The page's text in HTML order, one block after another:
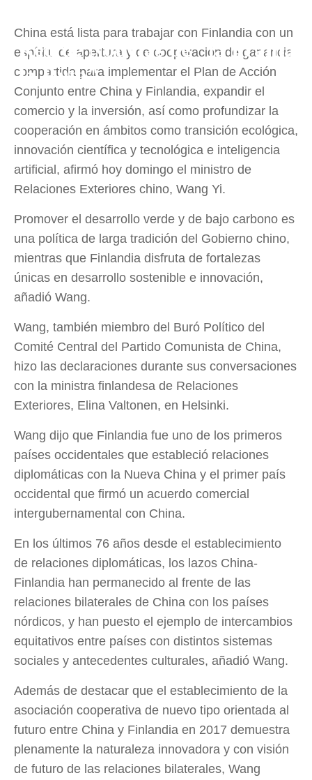
Red de Noticias de "la Franja y
la Ruta"
China está lista para trabajar con Finlandia con un
espíritu de apertura y de cooperación de ganancia
compartida para implementar el Plan de Acción
Conjunto entre China y Finlandia, expandir el
comercio y la inversión, así como profundizar la
cooperación en ámbitos como transición ecológica,
innovación científica y tecnológica e inteligencia
artificial, afirmó hoy domingo el ministro de
Relaciones Exteriores chino, Wang Yi.
Promover el desarrollo verde y de bajo carbono es
una política de larga tradición del Gobierno chino,
mientras que Finlandia disfruta de fortalezas
únicas en desarrollo sostenible e innovación,
añadió Wang.
Wang, también miembro del Buró Político del
Comité Central del Partido Comunista de China,
hizo las declaraciones durante sus conversaciones
con la ministra finlandesa de Relaciones
Exteriores, Elina Valtonen, en Helsinki.
Wang dijo que Finlandia fue uno de los primeros
países occidentales que estableció relaciones
diplomáticas con la Nueva China y el primer país
occidental que firmó un acuerdo comercial
intergubernamental con China.
En los últimos 76 años desde el establecimiento
de relaciones diplomáticas, los lazos China-
Finlandia han permanecido al frente de las
relaciones bilaterales de China con los países
nórdicos, y han puesto el ejemplo de intercambios
equitativos entre países con distintos sistemas
sociales y antecedentes culturales, añadió Wang.
Además de destacar que el establecimiento de la
asociación cooperativa de nuevo tipo orientada al
futuro entre China y Finlandia en 2017 demuestra
plenamente la naturaleza innovadora y con visión
de futuro de las relaciones bilaterales, Wang